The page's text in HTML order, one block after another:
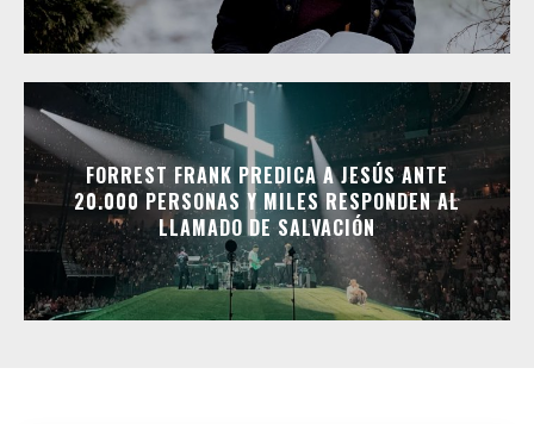
FORREST FRANK PREDICA A JESÚS ANTE
20.000 PERSONAS Y MILES RESPONDEN AL
LLAMADO DE SALVACIÓN